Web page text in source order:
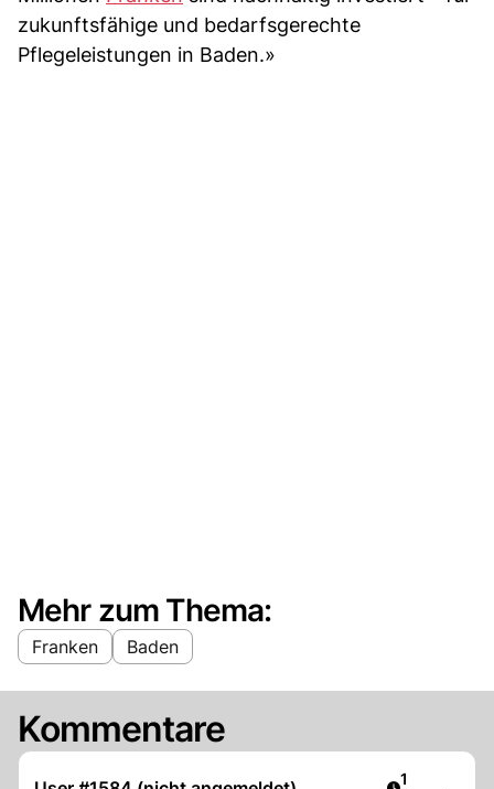
zukunftsfähige und bedarfsgerechte
Pflegeleistungen in Baden.»
Mehr zum Thema:
Franken Baden
Kommentare
Artikel
1